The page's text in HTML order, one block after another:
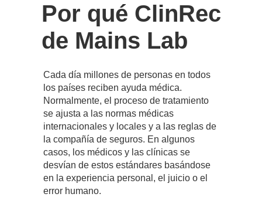
Solutions for clinics
Cada día millones de personas en todos
los países reciben ayuda médica.
Normalmente, el proceso de tratamiento
se ajusta a las normas médicas
internacionales y locales y a las reglas de
la compañía de seguros. En algunos
casos, los médicos y las clínicas se
desvían de estos estándares basándose
en la experiencia personal, el juicio o el
error humano.
Por qué ClinRec
de Mains Lab